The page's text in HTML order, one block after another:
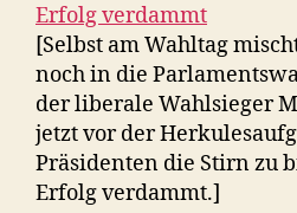
Erfolg verdammt
[Selbst am Wahltag
noch in die
der liberale Wahlsieger
jetzt vor der
Präsidenten die Stirn zu
Erfolg verdammt.]